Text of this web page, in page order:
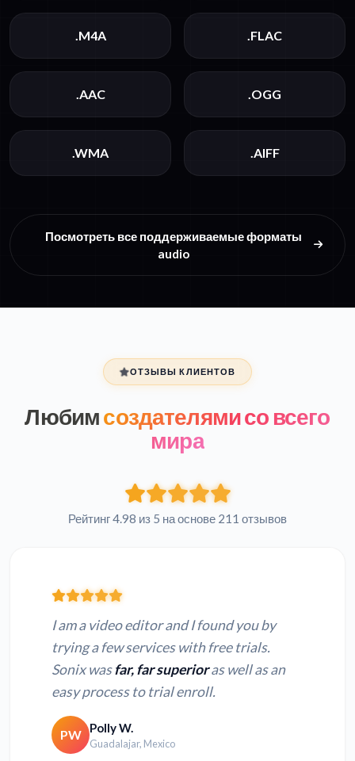
.M4A .FLAC
.AAC .OGG
.WMA .AIFF
Посмотреть все поддерживаемые форматы
audio
ОТЗЫВЫ КЛИЕНТОВ
Любимсоздателями со всего
мира
Рейтинг 4.98 из 5 на основе 211 отзывов
I am a video editor and I found you by
trying a few services with free trials.
Sonix wasfar, far superioras well as an
easy process to trial enroll.
PW Polly W.
Guadalajar, Mexico